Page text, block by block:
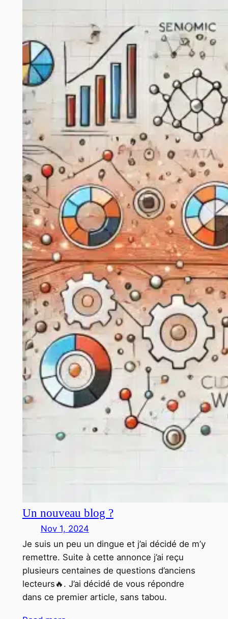
Un nouveau blog ?
Nov 1, 2024
Je suis un peu un dingue et j’ai décidé de m’y
remettre. Suite à cette annonce j’ai reçu
plusieurs centaines de questions d’anciens
lecteurs🔥. J’ai décidé de vous répondre
dans ce premier article, sans tabou.